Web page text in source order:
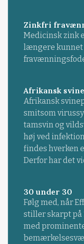
Zinkfri
Medicinsk zink
længere kunnet
Afrikansk
Afrikansk
smitsom
tamsvin og
høj ved
findes hverken
Derfor har det
30 under 30
Følg med, når
stiller skarpt på
med